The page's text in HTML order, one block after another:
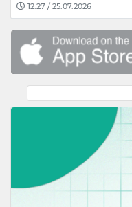
12:27 / 25.07.2026